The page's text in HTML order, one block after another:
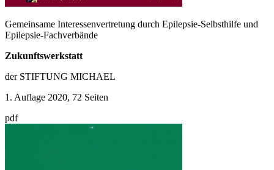
Gemeinsame Interessenvertretung durch Epilepsie-Selbsthilfe und
Epilepsie-Fachverbände
Zukunftswerkstatt
der STIFTUNG MICHAEL
1. Auflage 2020, 72 Seiten
pdf